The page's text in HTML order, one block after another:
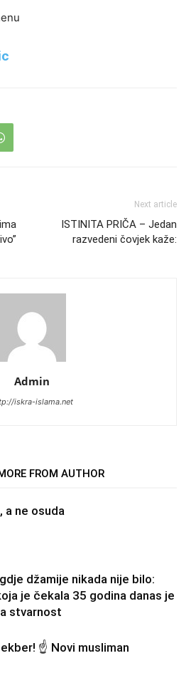
Next article
ISTINITA PRIČA – Jedan
razvedeni čovjek kaže:
Admin
iskra-islama.net
FROM AUTHOR
a ne osuda
džamije nikada nije bilo:
je čekala 35 godina danas je
stvarnost
☝️ Novi musliman